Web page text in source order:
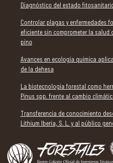
Diagnóstico del estado
Controlar plagas y enfermedades
eficiente sin comprometer la salud
pino
Avances en ecología química
de la dehesa
La biotecnología forestal como
Pinus spp. frente al cambio
Transferencia de conocimiento
Lithium Iberia, S. L. y al público